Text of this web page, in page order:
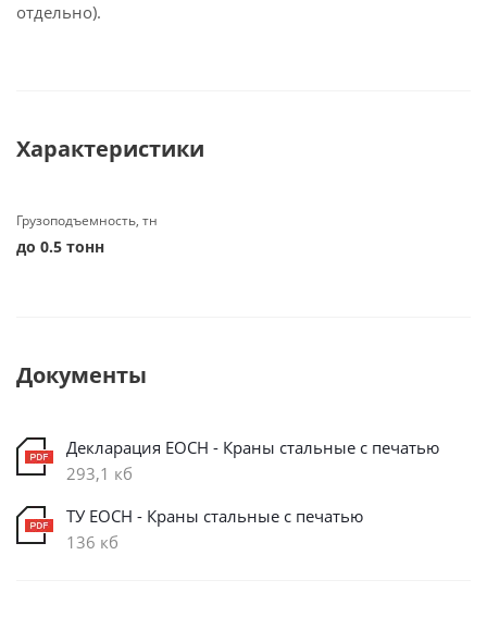
отдельно).
Характеристики
Грузоподъемность, тн
до 0.5 тонн
Документы
Декларация ЕОСН - Краны стальные с печатью
293,1 кб
ТУ ЕОСН - Краны стальные с печатью
136 кб